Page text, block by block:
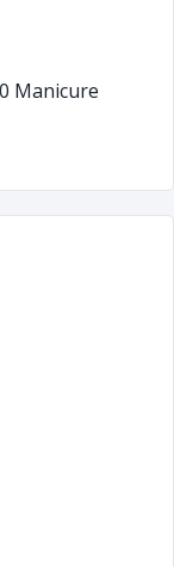
Manicure